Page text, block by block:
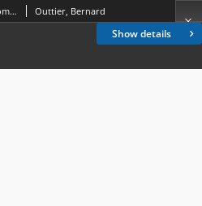
Show details
Un fragment arménien inédit du Commentaire des Psaumes de Jean Chrysostome Outtier, Bernard